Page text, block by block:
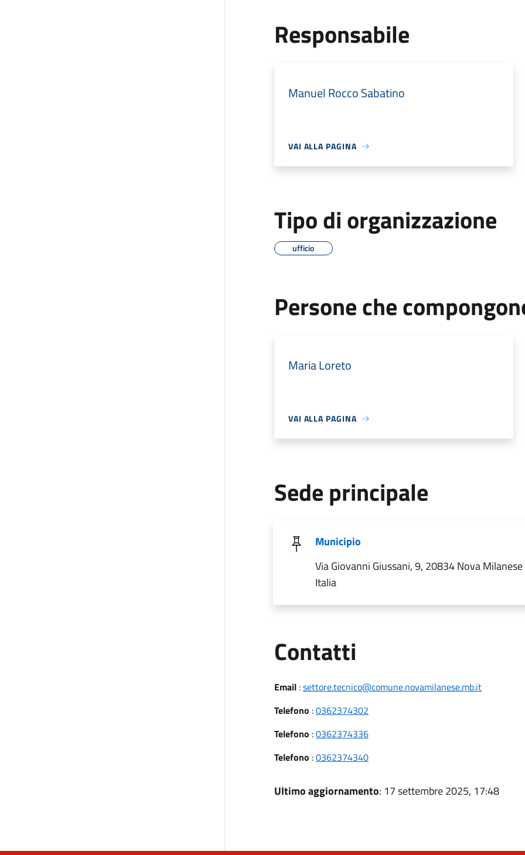
Responsabile
Manuel Rocco Sabatino
VAI ALLA PAGINA
Tipo di organizzazione
ufficio
Persone che
Maria Loreto
VAI ALLA PAGINA
Sede principale
Municipio
Via Giovanni Giussani, 9, 20834 Nova
Italia
Contatti
Email:settore.tecnico@comune.novamilanese.mb.it
Telefono :0362374302
Telefono :0362374336
Telefono :0362374340
Ultimo aggiornamento: 17 settembre 2025, 17:48